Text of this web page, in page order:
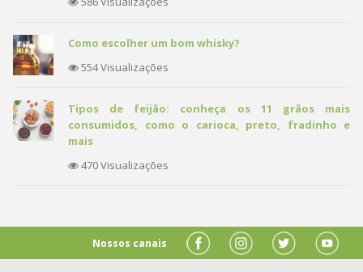
Como escolher um bom whisky?
554 Visualizações
Tipos de feijão: conheça os 11 grãos mais
consumidos, como o carioca, preto, fradinho e
mais
470 Visualizações
Nossos canais